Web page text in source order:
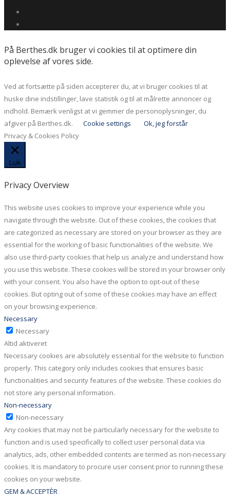
På Berthes.dk bruger vi cookies til at optimere din
oplevelse af vores side.
Ved at fortsætte på siden accepterer du, at vi bruger cookies til at
huske dine indstillinger, lave statistik og til at målrette annoncer og
indhold. Bemærk venligst at vi gemmer de personoplysninger, du
afgiver på Berthes.dk.
Cookie settings
Ok, jeg forstår
Privacy & Cookies Policy
Luk
Privacy Overview
This website uses cookies to improve your experience while you
navigate through the website. Out of these cookies, the cookies that
are categorized as necessary are stored on your browser as they are
essential for the working of basic functionalities of the website. We
also use third-party cookies that help us analyze and understand how
you use this website. These cookies will be stored in your browser only
with your consent. You also have the option to opt-out of these
cookies. But opting out of some of these cookies may have an effect
on your browsing experience.
Necessary
Necessary
Altid aktiveret
Necessary cookies are absolutely essential for the website to function
properly. This category only includes cookies that ensures basic
functionalities and security features of the website. These cookies do
not store any personal information.
Non-necessary
Non-necessary
Any cookies that may not be particularly necessary for the website to
function and is used specifically to collect user personal data via
analytics, ads, other embedded contents are termed as non-necessary
cookies. It is mandatory to procure user consent prior to running these
cookies on your website.
GEM & ACCEPTÈR